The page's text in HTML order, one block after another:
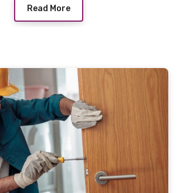
Read More